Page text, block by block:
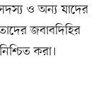
সদস্য ও অন্য যাদের
জবাবদিহির
করা।